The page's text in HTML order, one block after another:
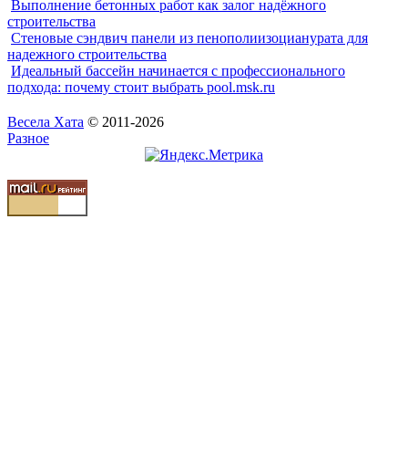
Выполнение бетонных работ как залог надёжного
строительства
Стеновые сэндвич панели из пенополиизоцианурата для
надежного строительства
Идеальный бассейн начинается с профессионального
подхода: почему стоит выбрать pool.msk.ru
Весела Хата © 2011-2026
Разное